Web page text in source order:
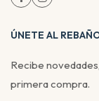
ÚNETE AL
Recibe
primera compra.